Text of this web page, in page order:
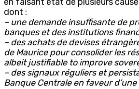
dont :
– une demande insuffisante de
banques et des institutions
– des achats de devises
de Maurice pour consolider les
albeit justifiable to improve
– des signaux réguliers et
Banque Centrale en faveur